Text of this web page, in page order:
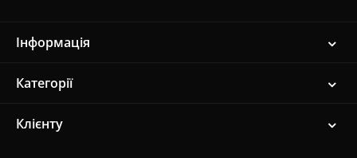
Інформація
Категорії
Клієнту